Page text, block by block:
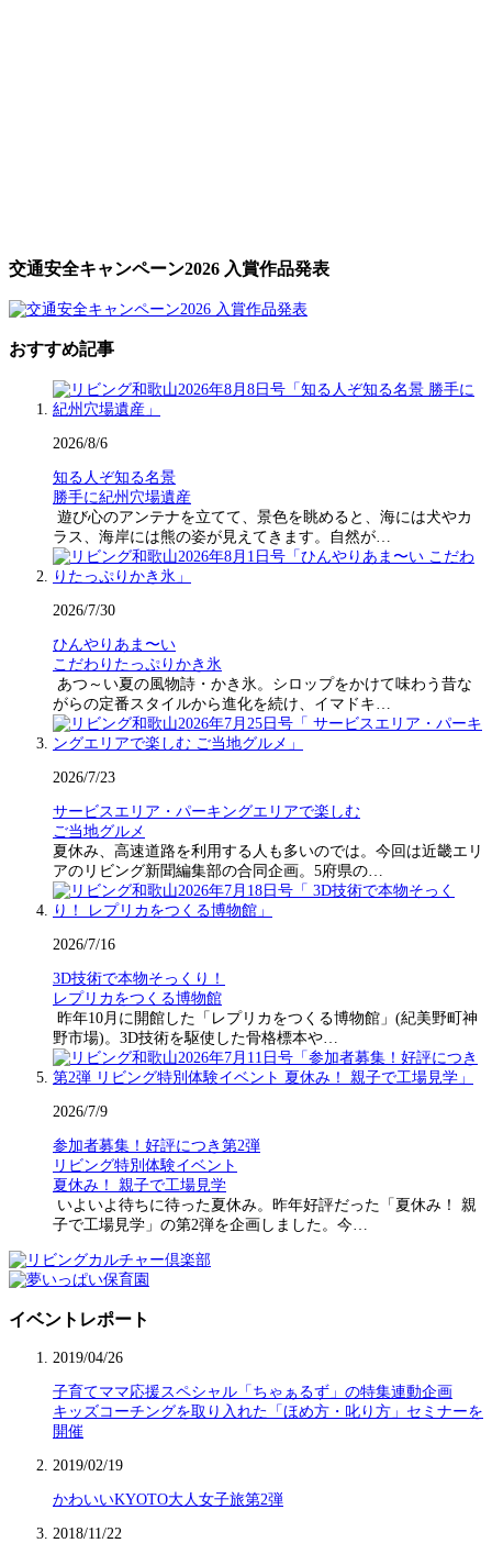
交通安全キャンペーン2026 入賞作品発表
おすすめ記事
2026/8/6
知る人ぞ知る名景
勝手に紀州穴場遺産
遊び心のアンテナを立てて、景色を眺めると、海には犬やカ
ラス、海岸には熊の姿が見えてきます。自然が…
2026/7/30
ひんやりあま〜い
こだわりたっぷりかき氷
あつ～い夏の風物詩・かき氷。シロップをかけて味わう昔な
がらの定番スタイルから進化を続け、イマドキ…
2026/7/23
サービスエリア・パーキングエリアで楽しむ
ご当地グルメ
夏休み、高速道路を利用する人も多いのでは。今回は近畿エリ
アのリビング新聞編集部の合同企画。5府県の…
2026/7/16
3D技術で本物そっくり！
レプリカをつくる博物館
昨年10月に開館した「レプリカをつくる博物館」(紀美野町神
野市場)。3D技術を駆使した骨格標本や…
2026/7/9
参加者募集！好評につき第2弾
リビング特別体験イベント
夏休み！ 親子で工場見学
いよいよ待ちに待った夏休み。昨年好評だった「夏休み！ 親
子で工場見学」の第2弾を企画しました。今…
イベントレポート
2019/04/26
子育てママ応援スペシャル「ちゃぁるず」の特集連動企画
キッズコーチングを取り入れた「ほめ方・叱り方」セミナーを
開催
2019/02/19
かわいいKYOTO大人女子旅第2弾
2018/11/22